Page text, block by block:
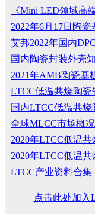
《Mini LED领域高
2022年6月17日陶
艾邦2022年国内
国内陶瓷封装外壳
2021年AMB陶瓷基
LTCC低温共烧陶
国内LTCC低温共
全球MLCC市场概况
2020年LTCC低温
2020年LTCC低温
LTCC产业资料合集
点击此处加入